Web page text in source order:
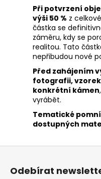
Při potvrzení
výši 50 % z
částka se
záměru, kdy se
realitou. Tato
nepřibudou nové
Před zahájením
fotografii, vzorek
konkrétní kámen
vyrábět.
Tematické
dostupných
Odebírat